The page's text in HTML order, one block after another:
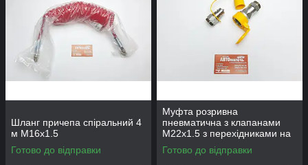
Шланг причепа спіральний 4
м М16x1.5
Готово до відправки
Муфта розривна
пневматична з клапанами
М22х1.5 з перехідниками на
М16x1.5
Готово до відправки